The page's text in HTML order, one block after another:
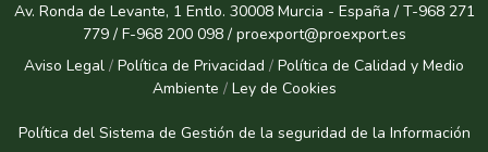
Av. Ronda de Levante, 1 Entlo. 30008 Murcia - España / T-968 271
779 / F-968 200 098 / proexport@proexport.es
Aviso Legal / Política de Privacidad / Política de Calidad y Medio
Ambiente / Ley de Cookies
Política del Sistema de Gestión de la seguridad de la Información